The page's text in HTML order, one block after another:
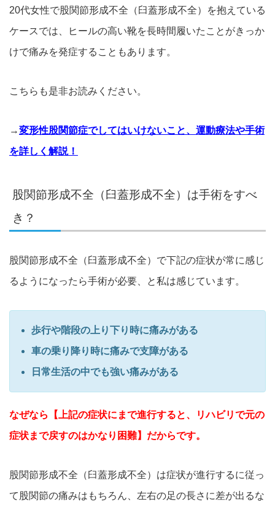
20代女性で股関節形成不全（臼蓋形成不全）を抱えている
ケースでは、ヒールの高い靴を長時間履いたことがきっか
けで痛みを発症することもあります。
こちらも是非お読みください。
→変形性股関節症でしてはいけないこと、運動療法や手術
を詳しく解説！
股関節形成不全（臼蓋形成不全）は手術をすべ
き？
股関節形成不全（臼蓋形成不全）で下記の症状が常に感じ
るようになったら手術が必要、と私は感じています。
歩行や階段の上り下り時に痛みがある
車の乗り降り時に痛みで支障がある
日常生活の中でも強い痛みがある
なぜなら【上記の症状にまで進行すると、リハビリで元の
症状まで戻すのはかなり困難】だからです。
股関節形成不全（臼蓋形成不全）は症状が進行するに従っ
て股関節の痛みはもちろん、左右の足の長さに差が出るな